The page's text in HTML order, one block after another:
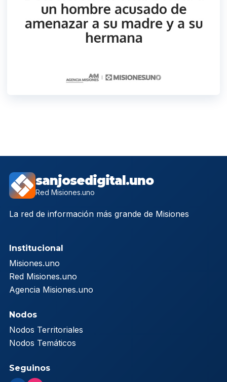
sanjosedigital.uno
Red Misiones.uno
La red de información más grande de Misiones
Institucional
Misiones.uno
Red Misiones.uno
Agencia Misiones.uno
Nodos
Nodos Territoriales
Nodos Temáticos
Seguinos